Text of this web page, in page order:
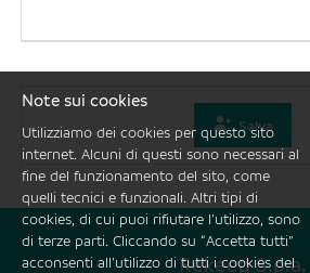
Salva
Rekeep S.p.a.
Note sui cookies
Utilizziamo dei cookies per questo sito
internet. Alcuni di questi sono necessari al
fine del funzionamento del sito, come
quelli tecnici e funzionali. Altri tipi di
cookies, di cui puoi rifiutare l’utilizzo, sono
di terze parti. Cliccando su “Accetta tutti”
acconsenti all’utilizzo di tutti i cookies del